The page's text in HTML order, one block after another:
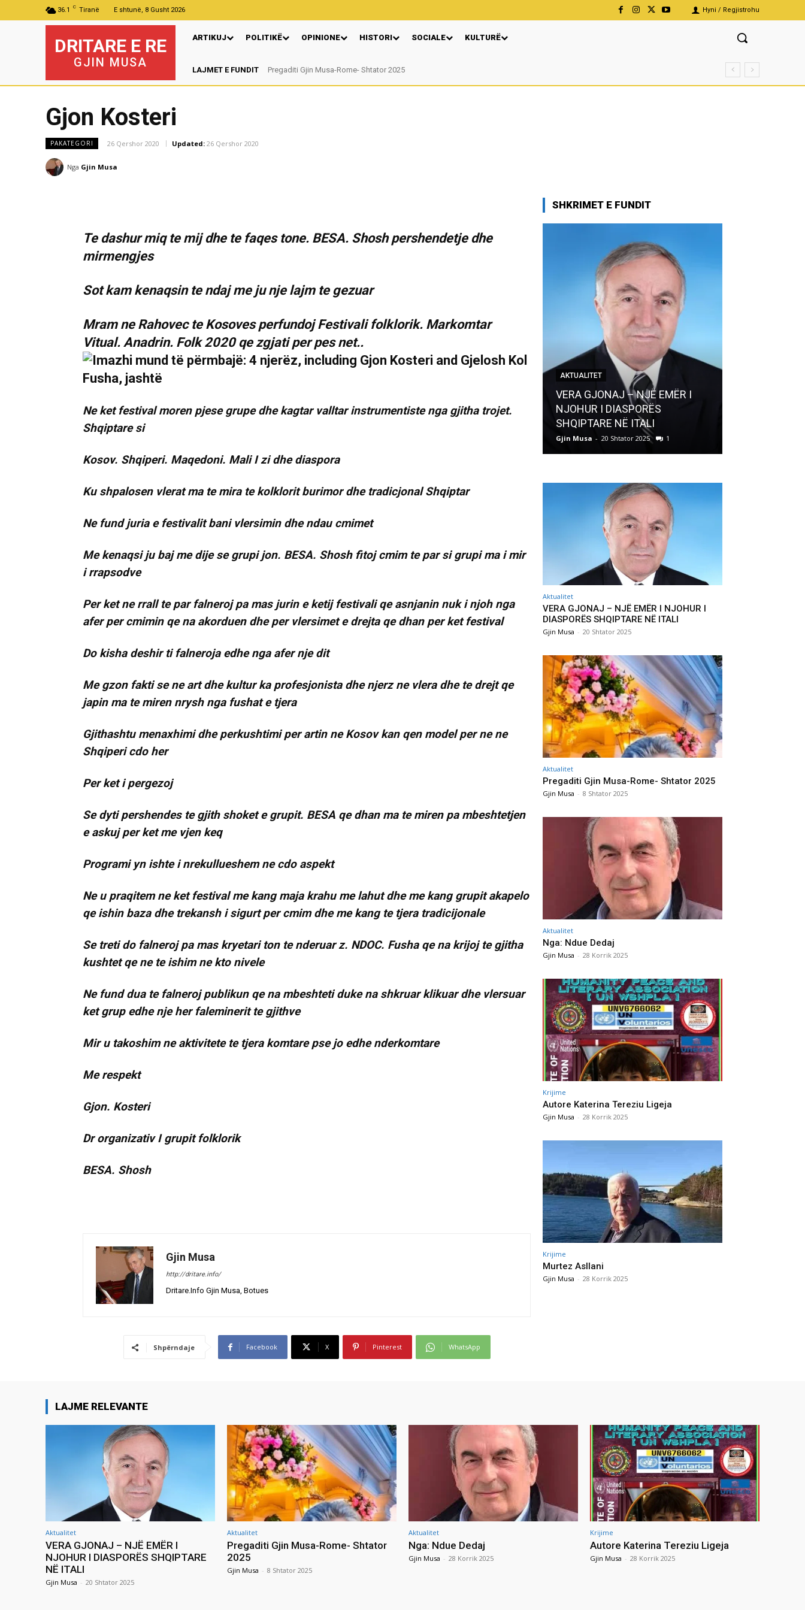
36.1 C Tiranë E shtunë, 8 Gusht 2026 Hyni / Regjistrohu
DRITARE E RE
GJIN MUSA
ARTIKUJ POLITIKË OPINIONE HISTORI SOCIALE KULTURË
LAJMET E FUNDIT Pregaditi Gjin Musa-Rome- Shtator 2025
Nga: Ndue Dedaj
Gjon Kosteri
PAKATEGORI 26 Qershor 2020 Updated: 26 Qershor 2020
Nga Gjin Musa
Te dashur miq te mij dhe te faqes tone. BESA. Shosh pershendetje dhe
mirmengjes
Sot kam kenaqsin te ndaj me ju nje lajm te gezuar
Mram ne Rahovec te Kosoves perfundoj Festivali folklorik. Markomtar
Vitual. Anadrin. Folk 2020 qe zgjati per pes net..
Ne ket festival moren pjese grupe dhe kagtar valltar instrumentiste nga gjitha trojet.
Shqiptare si
Kosov. Shqiperi. Maqedoni. Mali I zi dhe diaspora
Ku shpalosen vlerat ma te mira te kolklorit burimor dhe tradicjonal Shqiptar
Ne fund juria e festivalit bani vlersimin dhe ndau cmimet
Me kenaqsi ju baj me dije se grupi jon. BESA. Shosh fitoj cmim te par si grupi ma i mir
i rrapsodve
Per ket ne rrall te par falneroj pa mas jurin e ketij festivali qe asnjanin nuk i njoh nga
afer per cmimin qe na akorduen dhe per vlersimet e drejta qe dhan per ket festival
Do kisha deshir ti falneroja edhe nga afer nje dit
Me gzon fakti se ne art dhe kultur ka profesjonista dhe njerz ne vlera dhe te drejt qe
japin ma te miren nrysh nga fushat e tjera
Gjithashtu menaxhimi dhe perkushtimi per artin ne Kosov kan qen model per ne ne
Shqiperi cdo her
Per ket i pergezoj
Se dyti pershendes te gjith shoket e grupit. BESA qe dhan ma te miren pa mbeshtetjen
e askuj per ket me vjen keq
Programi yn ishte i nrekullueshem ne cdo aspekt
Ne u praqitem ne ket festival me kang maja krahu me lahut dhe me kang grupit akapelo
qe ishin baza dhe trekansh i sigurt per cmim dhe me kang te tjera tradicijonale
Se treti do falneroj pa mas kryetari ton te nderuar z. NDOC. Fusha qe na krijoj te gjitha
kushtet qe ne te ishim ne kto nivele
Ne fund dua te falneroj publikun qe na mbeshteti duke na shkruar klikuar dhe vlersuar
ket grup edhe nje her faleminerit te gjithve
Mir u takoshim ne aktivitete te tjera komtare pse jo edhe nderkomtare
Me respekt
Gjon. Kosteri
Dr organizativ I grupit folklorik
BESA. Shosh
Gjin Musa
http://dritare.info/
Dritare.Info Gjin Musa, Botues
Shpërndaje Facebook X Pinterest WhatsApp
SHKRIMET E FUNDIT
AKTUALITET
VERA GJONAJ – NJË EMËR I
NJOHUR I DIASPORËS
SHQIPTARE NË ITALI
Gjin Musa - 20 Shtator 2025 1
Aktualitet
VERA GJONAJ – NJË EMËR I NJOHUR I
DIASPORËS SHQIPTARE NË ITALI
Gjin Musa - 20 Shtator 2025
Aktualitet
Pregaditi Gjin Musa-Rome- Shtator 2025
Gjin Musa - 8 Shtator 2025
Aktualitet
Nga: Ndue Dedaj
Gjin Musa - 28 Korrik 2025
Krijime
Autore Katerina Tereziu Ligeja
Gjin Musa - 28 Korrik 2025
Krijime
Murtez Asllani
Gjin Musa - 28 Korrik 2025
LAJME RELEVANTE
Aktualitet
VERA GJONAJ – NJË EMËR I
NJOHUR I DIASPORËS SHQIPTARE
NË ITALI
Gjin Musa - 20 Shtator 2025
Aktualitet
Pregaditi Gjin Musa-Rome- Shtator
2025
Gjin Musa - 8 Shtator 2025
Aktualitet
Nga: Ndue Dedaj
Gjin Musa - 28 Korrik 2025
Krijime
Autore Katerina Tereziu Ligeja
Gjin Musa - 28 Korrik 2025